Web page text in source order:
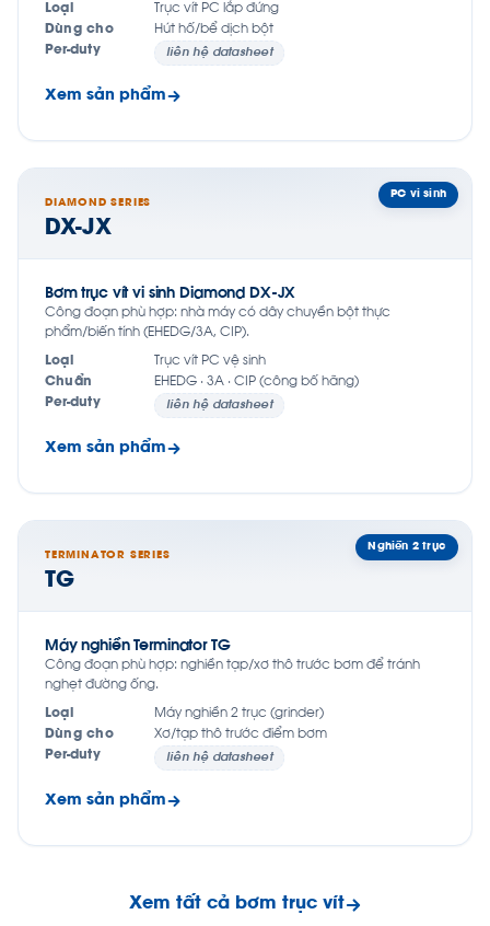
Loại
Trục vít PC lắp đứng
Dùng cho
Hút hố/bể dịch bột
Per-duty
liên hệ datasheet
Xem sản phẩm
PC vi sinh
DIAMOND SERIES
DX-JX
Bơm trục vít vi sinh Diamond DX-JX
Công đoạn phù hợp: nhà máy có dây chuyền bột thực
phẩm/biến tính (EHEDG/3A, CIP).
Loại
Trục vít PC vệ sinh
Chuẩn
EHEDG · 3A · CIP (công bố hãng)
Per-duty
liên hệ datasheet
Xem sản phẩm
Nghiền 2 trục
TERMINATOR SERIES
TG
Máy nghiền Terminator TG
Công đoạn phù hợp: nghiền tạp/xơ thô trước bơm để tránh
nghẹt đường ống.
Loại
Máy nghiền 2 trục (grinder)
Dùng cho
Xơ/tạp thô trước điểm bơm
Per-duty
liên hệ datasheet
Xem sản phẩm
Xem tất cả bơm trục vít